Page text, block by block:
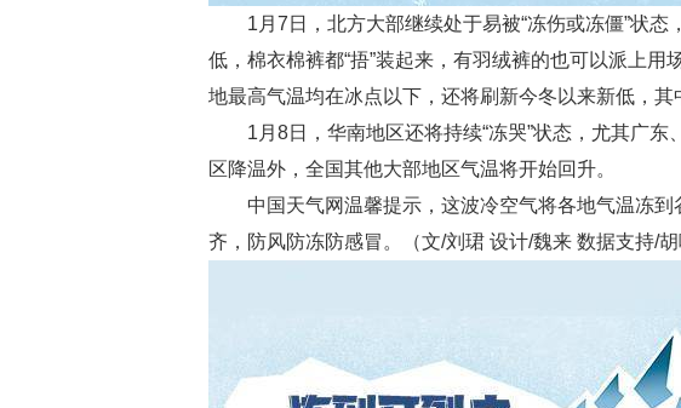
1月7日，北方大部继续处于易被“冻伤或冻僵”状态
低，棉衣棉裤都“捂”装起来，有羽绒裤的也可以派上用
地最高气温均在冰点以下，还将刷新今冬以来新低，
1月8日，华南地区还将持续“冻哭”状态，尤其广东
区降温外，全国其他大部地区气温将开始回升。
中国天气网温馨提示，这波冷空气将各地气温冻到
齐，防风防冻防感冒。（文/刘珺 设计/魏来 数据支持/胡